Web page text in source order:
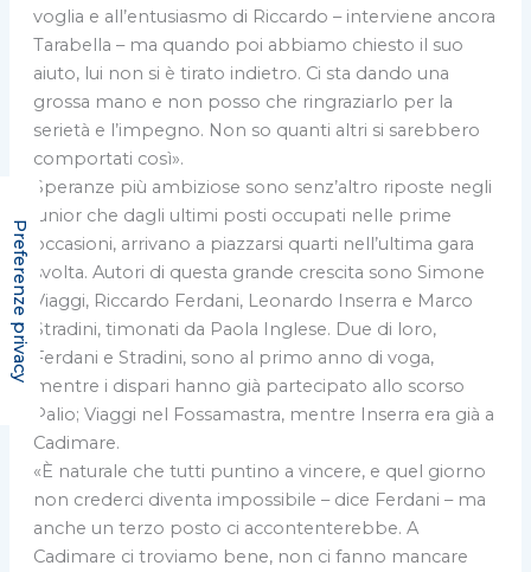
voglia e all’entusiasmo di Riccardo – interviene ancora
Tarabella – ma quando poi abbiamo chiesto il suo
aiuto, lui non si è tirato indietro. Ci sta dando una
grossa mano e non posso che ringraziarlo per la
serietà e l’impegno. Non so quanti altri si sarebbero
comportati così».
Speranze più ambiziose sono senz’altro riposte negli
junior che dagli ultimi posti occupati nelle prime
occasioni, arrivano a piazzarsi quarti nell’ultima gara
svolta. Autori di questa grande crescita sono Simone
Viaggi, Riccardo Ferdani, Leonardo Inserra e Marco
Stradini, timonati da Paola Inglese. Due di loro,
Ferdani e Stradini, sono al primo anno di voga,
mentre i dispari hanno già partecipato allo scorso
Palio; Viaggi nel Fossamastra, mentre Inserra era già a
Cadimare.
«È naturale che tutti puntino a vincere, e quel giorno
non crederci diventa impossibile – dice Ferdani – ma
anche un terzo posto ci accontenterebbe. A
Cadimare ci troviamo bene, non ci fanno mancare